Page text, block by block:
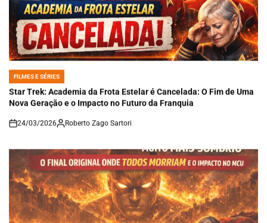
POSTED
IN
FILMES E SÉRIES
Star Trek: Academia da Frota Estelar é Cancelada: O Fim de Uma
Nova Geração e o Impacto no Futuro da Franquia
on
24/03/2026 Roberto Zago Sartori